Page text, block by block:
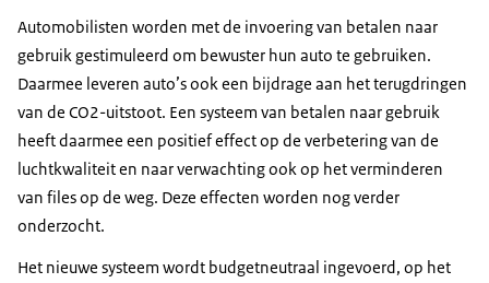
Automobilisten worden met de invoering van betalen naar
gebruik gestimuleerd om bewuster hun auto te gebruiken.
Daarmee leveren auto’s ook een bijdrage aan het terugdringen
van de CO2-uitstoot. Een systeem van betalen naar gebruik
heeft daarmee een positief effect op de verbetering van de
luchtkwaliteit en naar verwachting ook op het verminderen
van files op de weg. Deze effecten worden nog verder
onderzocht.
Het nieuwe systeem wordt budgetneutraal ingevoerd, op het